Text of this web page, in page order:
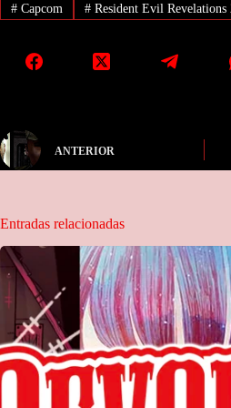
#Capcom #Resident Evil Revelations
ANTERIOR
Entradas relacionadas